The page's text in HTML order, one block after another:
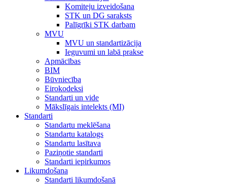
Komiteju izveidošana
STK un DG saraksts
Palīgrīki STK darbam
MVU
MVU un standartizācija
Ieguvumi un labā prakse
Apmācības
BIM
Būvniecība
Eirokodeksi
Standarti un vide
Mākslīgais intelekts (MI)
Standarti
Standartu meklēšana
Standartu katalogs
Standartu lasītava
Paziņotie standarti
Standarti iepirkumos
Likumdošana
Standarti likumdošanā